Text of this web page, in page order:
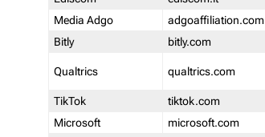
Media Adgo
adgoaffiliation.com
Bitly
bitly.com
Qualtrics qualtrics.com
TikTok
tiktok.com
Microsoft
microsoft.com